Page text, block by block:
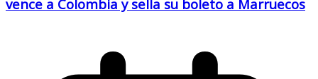
vence a Colombia y sella su boleto a Marruecos